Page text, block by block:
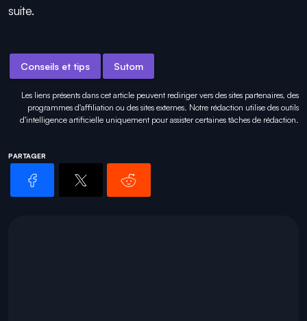
suite.
Conseils et tips Sutom
Les liens présents dans cet article peuvent rediriger vers des sites partenaires, des
programmes d'affiliation ou des sites externes. Notre rédaction utilise des outils
d'intelligence artificielle uniquement pourassister certaines tâches de rédaction.
PARTAGER